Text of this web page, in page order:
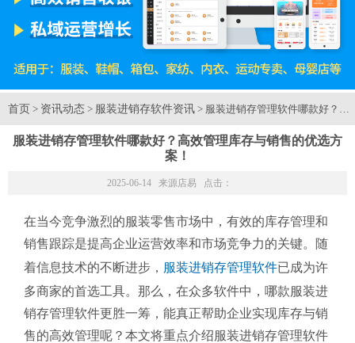
首页 > 资讯动态 > 服装进销存软件资讯 > 服装进销存管理软件哪款好？
服装进销存管理软件哪款好？高效管理库存与销售的优选方
案！
2025-06-14 来源店易 点击：
在当今竞争激烈的服装零售市场中，有效的库存管理和
销售跟踪是提高企业运营效率和市场竞争力的关键。随
着信息技术的不断进步， 服装进销存管理软件已成为许
多商家的首选工具。那么，在众多软件中，哪款服装进
销存管理软件更胜一筹，能真正帮助企业实现库存与销
售的高效管理呢？本文将重点介绍服装进销存管理软件